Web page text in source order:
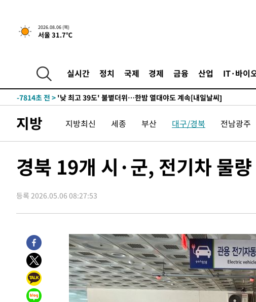
2026.08.06 (목)
서울 31.7℃
실시간 정치 국제 경제 금융 산업 IT·바이
-10834초 전 >[속보]합참 "北 발사체는 단거리탄도미사일…감시·경계태세 강
화"
-10582초 전 >日방위성, 北이 동해로 쏜 발사체는 탄도미사일 가능성
-8418초 전 >
[속보]합참 "북, 동해상으로 미상 발사체 발사"
-7814초 전 >
-7773초 전 > [속보]7~9일 프로야구 3연전도 폭염 취소…11일 재개
-7262초 전 >
'월드컵 탈락 후폭풍' 축구협회…초유의 압수수색에 '충격·당황'
-7102초 전 >서울 낮 37.9도, 올여름 최고치 경신…영등포 순간 '40도'
-2759초 전 >
[속보]코스닥, 800p 회복…0.26% 오른 801.67 마감
-2554초 전 >[속보]원·달러 환율, 0.7원 내린 1423.8원 마감
-153초 전 >"여기 떨어졌다"…다누리, 스페이스X 로켓 달 충돌 흔적 포착
2시간 전 >
내일까지 39도 '펄펄'…기상청 "태풍 지나며 폭염 잠시 꺾인다"
-28344초 전 >
'월드컵 탈락 후폭풍' 축구협회…11시간 걸린 초유의 압수수색(종
-27780초 전 >
[속보] 뉴욕증시, 혼조 출발…나스닥 0.3%↓, 다우 0.14%↑
-26573초 전 >
축구협회, 15년 전 심판 성 접대 파문에 "현재는 내부 지침 준수"
-25258초 전 >
경찰, '홍명보는 2순위' 결론냈던 스포츠윤리센터도 압수수색
지방 지방최신 세종 부산 대구/경북 전남광주
경북 19개 시·군, 전기차 물
등록 2026.05.06 08:27:53